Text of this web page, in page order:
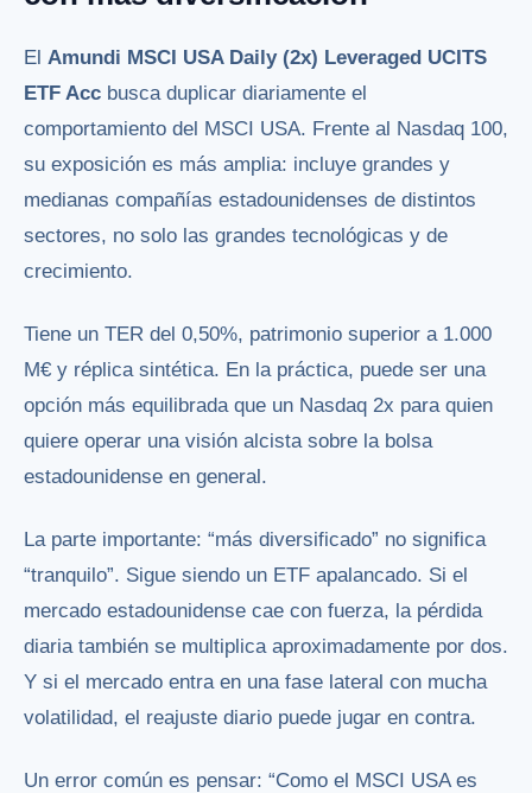
El Amundi MSCI USA Daily (2x) Leveraged UCITS
ETF Acc busca duplicar diariamente el
comportamiento del MSCI USA. Frente al Nasdaq 100,
su exposición es más amplia: incluye grandes y
medianas compañías estadounidenses de distintos
sectores, no solo las grandes tecnológicas y de
crecimiento.
Tiene un TER del 0,50%, patrimonio superior a 1.000
M€ y réplica sintética. En la práctica, puede ser una
opción más equilibrada que un Nasdaq 2x para quien
quiere operar una visión alcista sobre la bolsa
estadounidense en general.
La parte importante: “más diversificado” no significa
“tranquilo”. Sigue siendo un ETF apalancado. Si el
mercado estadounidense cae con fuerza, la pérdida
diaria también se multiplica aproximadamente por dos.
Y si el mercado entra en una fase lateral con mucha
volatilidad, el reajuste diario puede jugar en contra.
Un error común es pensar: “Como el MSCI USA es